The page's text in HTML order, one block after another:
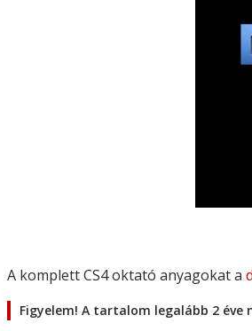
A komplett CS4 oktató anyagokat a
Figyelem! A tartalom legalább 2